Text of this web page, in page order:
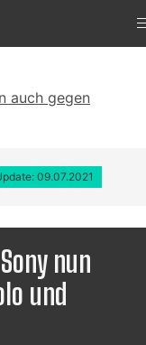
auch gegen
09.07.2021
nun
und